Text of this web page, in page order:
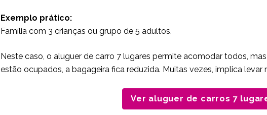
Exemplo prático:
Família com 3 crianças ou grupo de 5 adultos.
Neste caso, o aluguer de carro 7 lugares permite acomodar todos,
estão ocupados, a bagageira fica reduzida. Muitas vezes, implica
Ver aluguer de carros 7